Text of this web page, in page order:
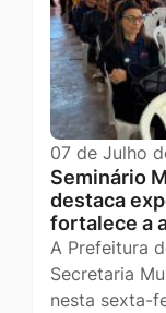
07 de Julho
Seminário
destaca
fortalece a
A Prefeitura
Secretaria
nesta sexta-